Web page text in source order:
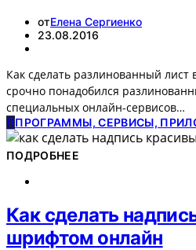
отЕлена Сергиенко
23.08.2016
Как сделать разлинованный лист
срочно понадобился
специальных онлайн-сервисов…
ППРОГРАММЫ, СЕРВИСЫ,
ПОДРОБНЕЕ
Как сделать
шрифтом онлайн